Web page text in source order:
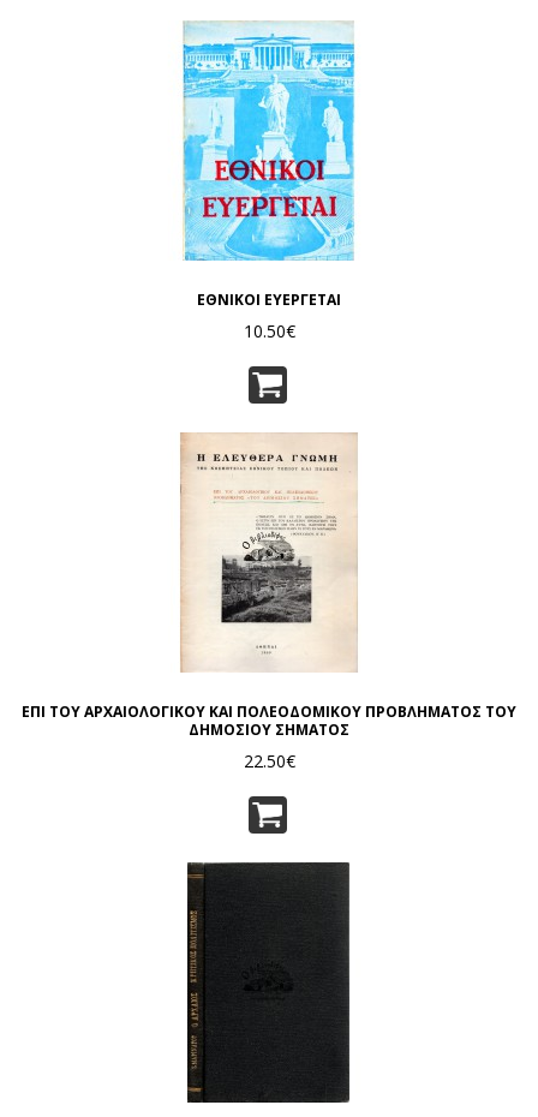
ΕΘΝΙΚΟΙ ΕΥΕΡΓΕΤΑΙ
10.50€
ΕΠΙ ΤΟΥ ΑΡΧΑΙΟΛΟΓΙΚΟΥ ΚΑΙ ΠΟΛΕΟΔΟΜΙΚΟΥ ΠΡΟΒΛΗΜΑΤΟΣ ΤΟΥ
ΔΗΜΟΣΙΟΥ ΣΗΜΑΤΟΣ
22.50€